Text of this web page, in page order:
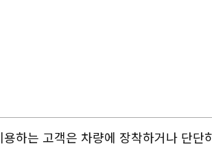
하는 고객은 차량에 장착하거나 단단